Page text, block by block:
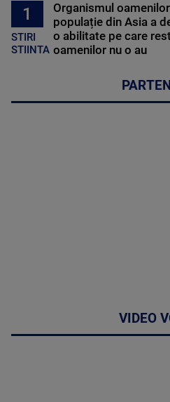
1
STIRI
STIINTA
Organismul
populație din Asia a
o abilitate pe care
oamenilor nu o au
VIDEO